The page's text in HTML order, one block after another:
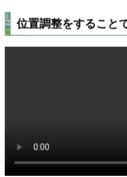
位置調整をすること